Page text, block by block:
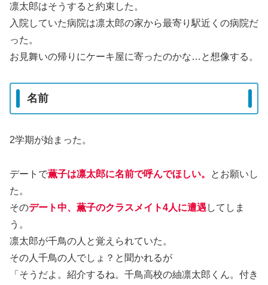
凛太郎はそうすると約束した。
入院していた病院は凛太郎の家から最寄り駅近くの病院だ
った。
お見舞いの帰りにケーキ屋に寄ったのかな…と想像する。
名前
2学期が始まった。
デートで薫子は凛太郎に名前で呼んでほしい。
とお願いし
た。
そのデート中、薫子のクラスメイト4人に遭遇 してしま
う。
凛太郎が千鳥の人と覚えられていた。
その人千鳥の人でしょ？と聞かれるが
「そうだよ。紹介するね。千鳥高校の紬凛太郎くん。付き